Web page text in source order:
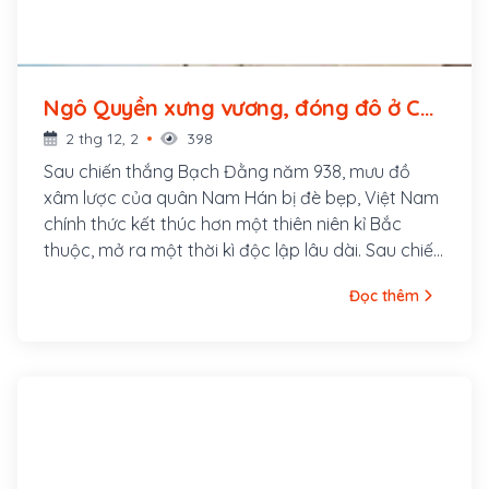
Ngô Quyền xưng vương, đóng đô ở Cổ
Loa (939 - ?)
2 thg 12, 2 398
Sau chiến thắng Bạch Đằng năm 938, mưu đồ
xâm lược của quân Nam Hán bị đè bẹp, Việt Nam
chính thức kết thúc hơn một thiên niên kỉ Bắc
thuộc, mở ra một thời kì độc lập lâu dài. Sau chiến
Đọc thêm